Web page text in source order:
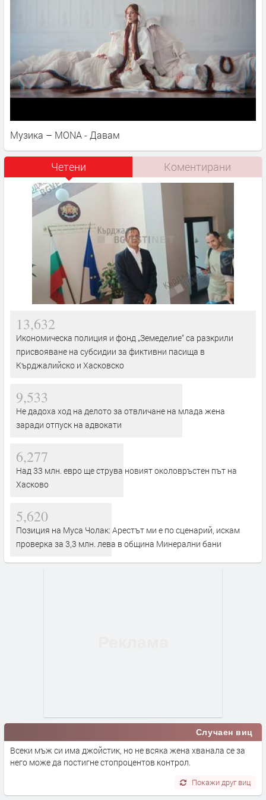
Музика – MONA - Давам
Четени Коментирани
13,632
Икономическа полиция и фонд „Земеделие“ са разкрили
присвояване на субсидии за фиктивни пасища в
Кърджалийско и Хасковско
9,533
Не дадоха ход на делото за отвличане на млада жена
заради отпуск на адвокати
6,277
Над 33 млн. евро ще струва новият околовръстен път на
Хасково
5,620
Позиция на Муса Чолак: Арестът ми е по сценарий, искам
проверка за 3,3 млн. лева в община Минерални бани
Случаен виц
Всеки мъж си има джойстик, но не всяка жена хванала се за
него може да постигне стопроцентов контрол.
Покажи друг виц